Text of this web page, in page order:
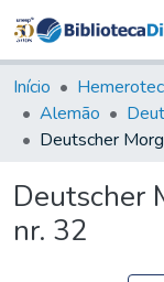
Início
Alemão
Deutscher
nr. 32